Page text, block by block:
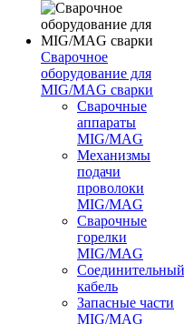
Сварочное
оборудование для
MIG/MAG сварки
Сварочные
аппараты
MIG/MAG
Механизмы
подачи
проволоки
MIG/MAG
Сварочные
горелки
MIG/MAG
Соединительный
кабель
Запасные части
MIG/MAG